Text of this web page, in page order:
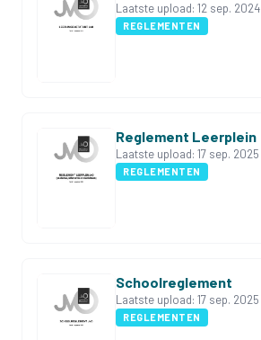
Laatste upload: 12 sep. 2024
REGLEMENTEN
Reglement Leerplein
Laatste upload: 17 sep. 2025
REGLEMENTEN
Schoolreglement
Laatste upload: 17 sep. 2025
REGLEMENTEN